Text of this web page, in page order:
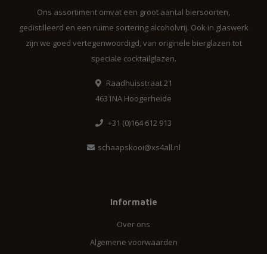
Ons assortiment omvat een groot aantal biersoorten,
gedistilleerd en een ruime sortering alcoholvrij. Ook in glaswerk
zijn we goed vertegenwoordigd, van originele bierglazen tot
speciale cocktailglazen.
Raadhuisstraat 21
4631NA Hoogerheide
+31 (0)164 612 913
schaapskooi@xs4all.nl
Informatie
Over ons
Algemene voorwaarden